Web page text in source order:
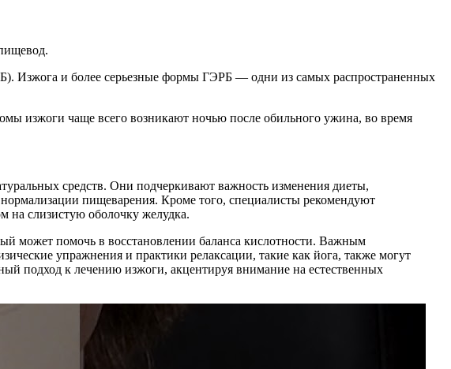
Изжога и более серьезные формы ГЭРБ — одни из самых распространенных
изжоги чаще всего возникают ночью после обильного ужина, во время
средств. Они подчеркивают важность изменения диеты,
пищеварения. Кроме того, специалисты рекомендуют
на слизистую оболочку желудка.
может помочь в восстановлении баланса кислотности. Важным
упражнения и практики релаксации, такие как йога, также могут
подход к лечению изжоги, акцентируя внимание на естественных